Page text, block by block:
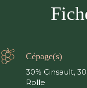
Cépage(s)
30% Cinsault,
Rolle